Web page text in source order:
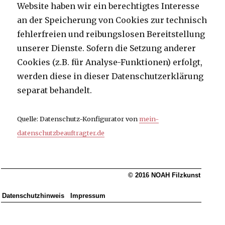
Website haben wir ein berechtigtes Interesse
an der Speicherung von Cookies zur technisch
fehlerfreien und reibungslosen Bereitstellung
unserer Dienste. Sofern die Setzung anderer
Cookies (z.B. für Analyse-Funktionen) erfolgt,
werden diese in dieser Datenschutzerklärung
separat behandelt.
Quelle: Datenschutz-Konfigurator vonmein-
datenschutzbeauftragter.de
© 2016 NOAH Filzkunst
Datenschutzhinweis Impressum